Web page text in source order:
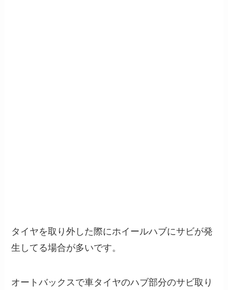
タイヤを取り外した際にホイールハブにサビが発
生してる場合が多いです。
オートバックスで車タイヤのハブ部分のサビ取り